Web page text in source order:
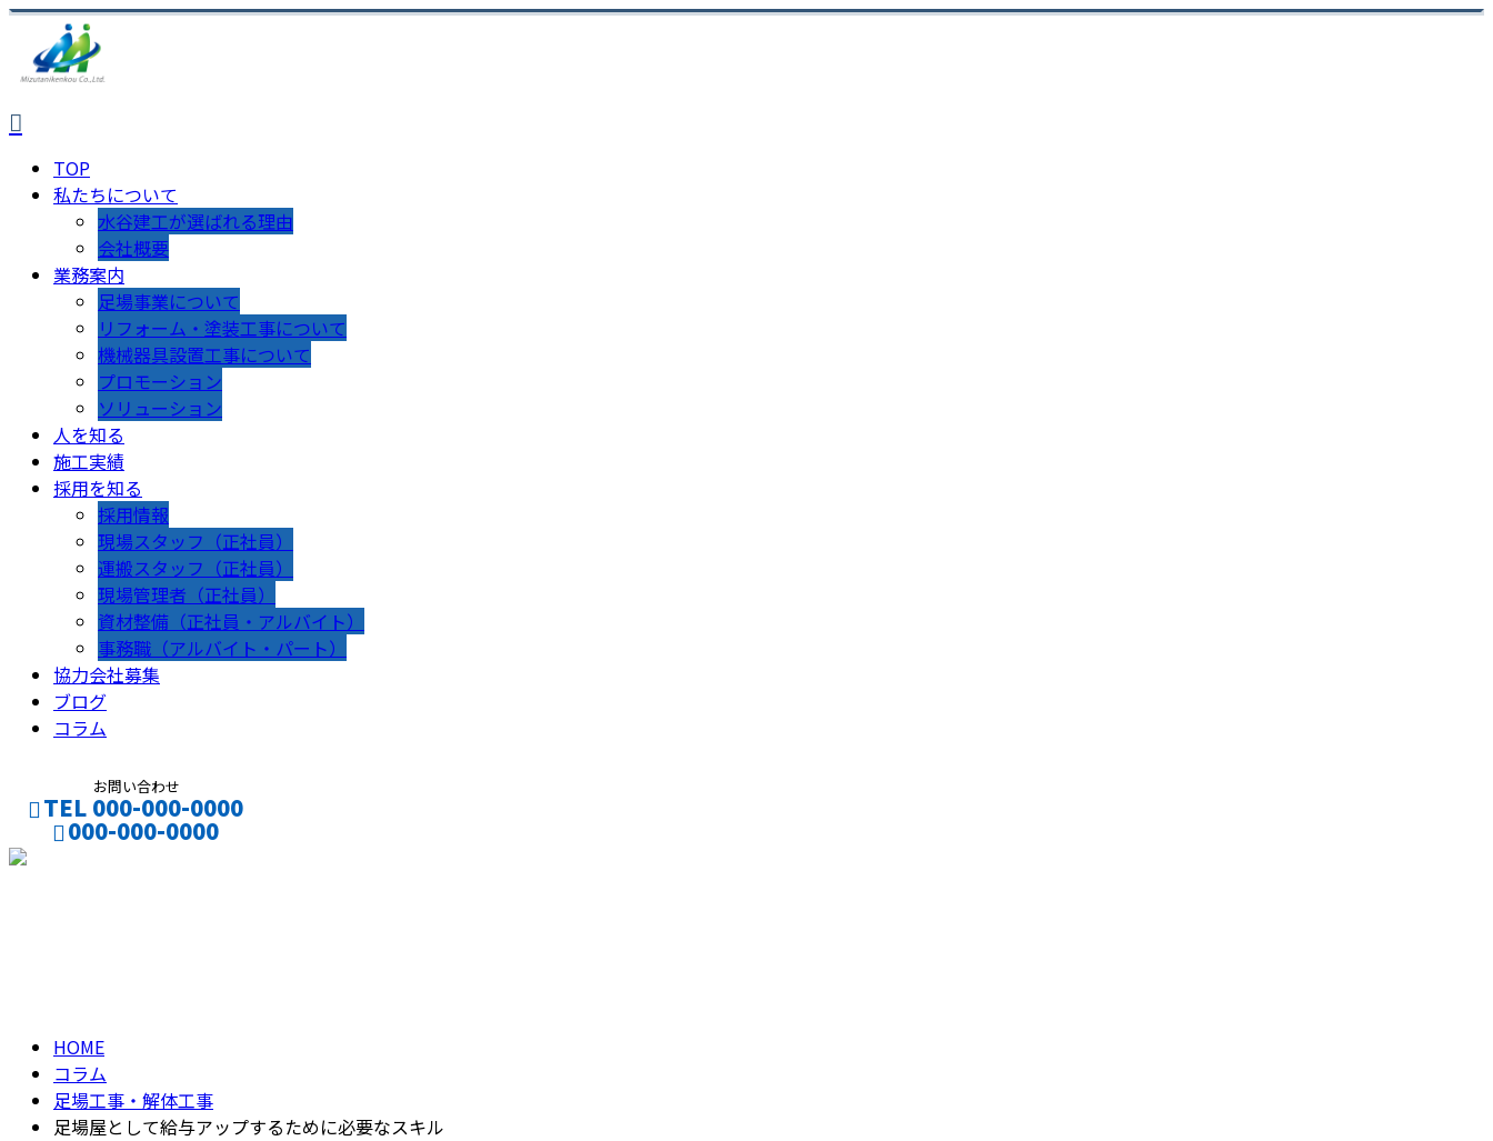
TOP
私たちについて
水谷建工が選ばれる理由
会社概要
業務案内
足場事業について
リフォーム・塗装工事について
機械器具設置工事について
プロモーション
ソリューション
人を知る
施工実績
採用を知る
採用情報
現場スタッフ（正社員）
運搬スタッフ（正社員）
現場管理者（正社員）
資材整備（正社員・アルバイト）
事務職（アルバイト・パート）
協力会社募集
ブログ
コラム
お問い合わせ
TEL 000-000-0000
000-000-0000
HOME
コラム
足場工事・解体工事
足場屋として給与アップするために必要なスキル